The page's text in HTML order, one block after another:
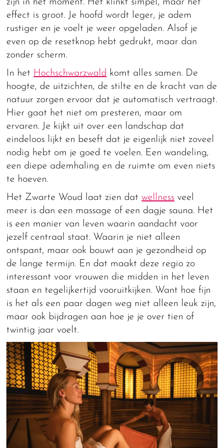
effect is groot. Je hoofd wordt leger, je adem
rustiger en je voelt je weer opgeladen. Alsof je
even op de resetknop hebt gedrukt, maar dan
zonder scherm.
In het Hochschwarzwald komt alles samen. De
hoogte, de uitzichten, de stilte en de kracht van de
natuur zorgen ervoor dat je automatisch vertraagt.
Hier gaat het niet om presteren, maar om
ervaren. Je kijkt uit over een landschap dat
eindeloos lijkt en beseft dat je eigenlijk niet zoveel
nodig hebt om je goed te voelen. Een wandeling,
een diepe ademhaling en de ruimte om even niets
te hoeven.
Het Zwarte Woud laat zien datwellness veel
meer is dan een massage of een dagje sauna. Het
is een manier van leven waarin aandacht voor
jezelf centraal staat. Waarin je niet alleen
ontspant, maar ook bouwt aan je gezondheid op
de lange termijn. En dat maakt deze regio zo
interessant voor vrouwen die midden in het leven
staan en tegelijkertijd vooruitkijken. Want hoe fijn
is het als een paar dagen weg niet alleen leuk zijn,
maar ook bijdragen aan hoe je je over tien of
twintig jaar voelt.